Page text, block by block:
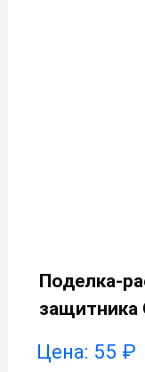
Поделка-
защитника
Цена: 55 ₽